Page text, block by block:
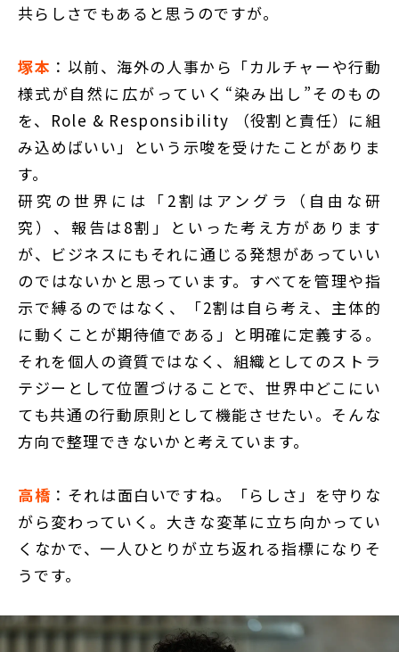
共らしさでもあると思うのですが。
塚本 ：以前、海外の人事から「カルチャーや行動
様式が自然に広がっていく“染み出し”そのもの
を、Role & Responsibility （役割と責任）に組
み込めばいい」という示唆を受けたことがありま
す。
研究の世界には「2割はアングラ（自由な研
究）、報告は8割」といった考え方があります
が、ビジネスにもそれに通じる発想があっていい
のではないかと思っています。すべてを管理や指
示で縛るのではなく、「2割は自ら考え、主体的
に動くことが期待値である」と明確に定義する。
それを個人の資質ではなく、組織としてのストラ
テジーとして位置づけることで、世界中どこにい
ても共通の行動原則として機能させたい。そんな
方向で整理できないかと考えています。
高橋 ：それは面白いですね。「らしさ」を守りな
がら変わっていく。大きな変革に立ち向かってい
くなかで、一人ひとりが立ち返れる指標になりそ
うです。